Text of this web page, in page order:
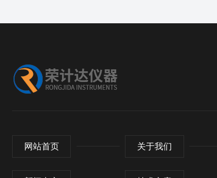
网站首页 关于我们